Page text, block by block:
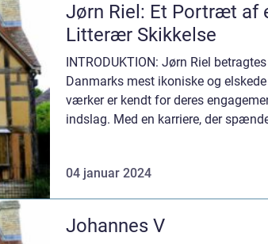
Jørn Riel: Et Portræt af
Litterær Skikkelse
INTRODUKTION: Jørn Riel
Danmarks mest ikoniske og
værker er kendt for deres
indslag. Med en karriere, der
04 januar 2024
Johannes V